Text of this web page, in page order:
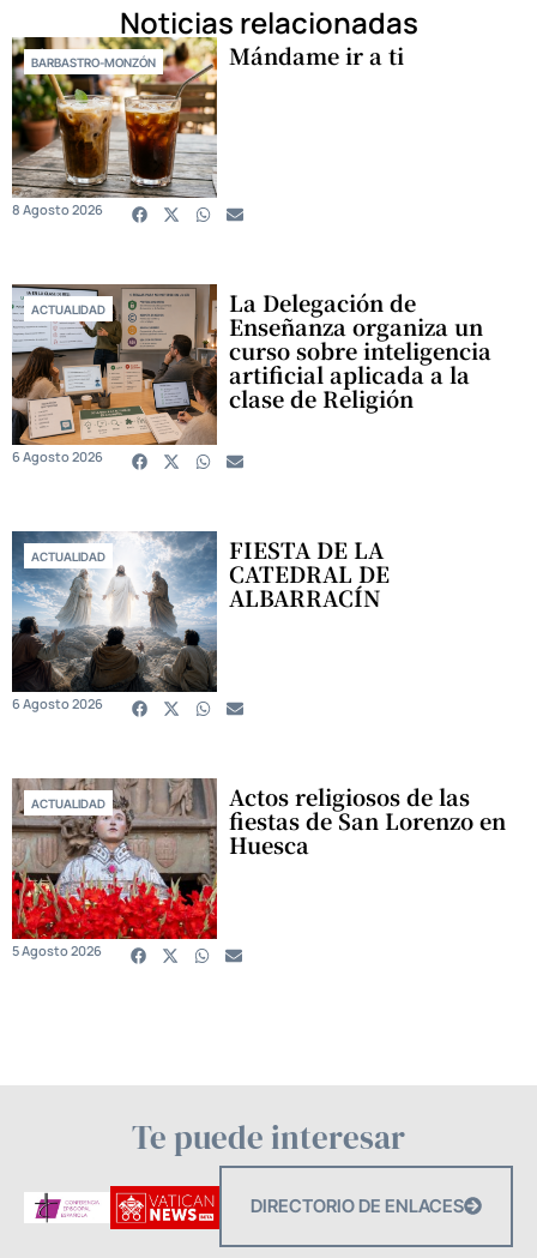
Noticias relacionadas
BARBASTRO-MONZÓN Mándame ir a ti
8 Agosto 2026
ACTUALIDAD La Delegación de
Enseñanza organiza un
curso sobre inteligencia
artificial aplicada a la
clase de Religión
6 Agosto 2026
ACTUALIDAD FIESTA DE LA
CATEDRAL DE
ALBARRACÍN
6 Agosto 2026
ACTUALIDAD Actos religiosos de las
fiestas de San Lorenzo en
Huesca
5 Agosto 2026
Te puede interesar
DIRECTORIO DE ENLACES